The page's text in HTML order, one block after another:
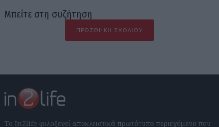
Μπείτε στη συζήτηση
ΠΡΟΣΘΉΚΗ ΣΧΟΛΊΟΥ
Το In2life φιλοξενεί αποκλειστικά πρωτότυπο περιεχόμενο που